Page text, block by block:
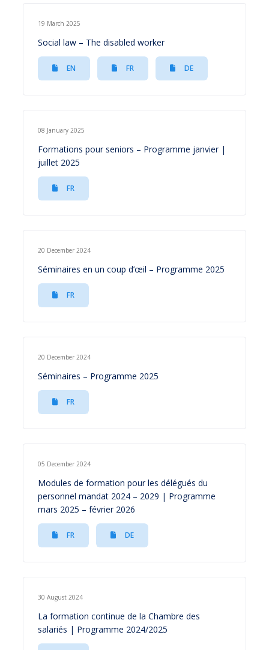
19 March 2025
Social law – The disabled worker
EN FR DE
08 January 2025
Formations pour seniors – Programme janvier |
juillet 2025
FR
20 December 2024
Séminaires en un coup d’œil – Programme 2025
FR
20 December 2024
Séminaires – Programme 2025
FR
05 December 2024
Modules de formation pour les délégués du
personnel mandat 2024 – 2029 | Programme
mars 2025 – février 2026
FR DE
30 August 2024
La formation continue de la Chambre des
salariés | Programme 2024/2025